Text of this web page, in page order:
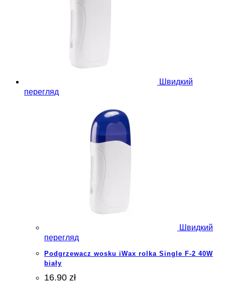
Швидкий
перегляд
Швидкий
перегляд
Podgrzewacz wosku iWax rolka Single F-2 40W
biały
16.90 zł